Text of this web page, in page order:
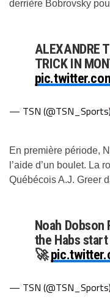
derrière Bobrovsky
ALEXANDRE
TRICK IN
— TSN (@TSN_Sports)
En première période,
l’aide d’un boulet. La
Québécois A.J. Greer
Noah Dobson
the Habs
🚀
— TSN (@TSN_Sports)